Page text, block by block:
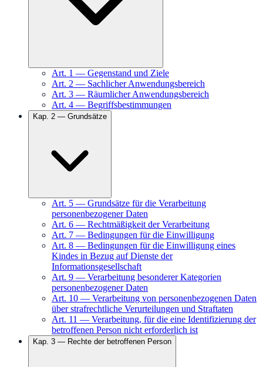
Art. 1 — Gegenstand und Ziele
Art. 2 — Sachlicher Anwendungsbereich
Art. 3 — Räumlicher Anwendungsbereich
Art. 4 — Begriffsbestimmungen
Kap. 2 — Grundsätze
Art. 5 — Grundsätze für die Verarbeitung
personenbezogener Daten
Art. 6 — Rechtmäßigkeit der Verarbeitung
Art. 7 — Bedingungen für die Einwilligung
Art. 8 — Bedingungen für die Einwilligung eines
Kindes in Bezug auf Dienste der
Informationsgesellschaft
Art. 9 — Verarbeitung besonderer Kategorien
personenbezogener Daten
Art. 10 — Verarbeitung von personenbezogenen Daten
über strafrechtliche Verurteilungen und Straftaten
Art. 11 — Verarbeitung, für die eine Identifizierung der
betroffenen Person nicht erforderlich ist
Kap. 3 — Rechte der betroffenen Person